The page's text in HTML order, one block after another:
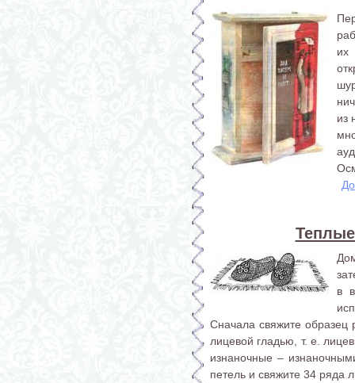
их
из
в
Сначала свяжите
лицевой гладью, т. е.
изнаночные –
петель и свяжите 34 ряда